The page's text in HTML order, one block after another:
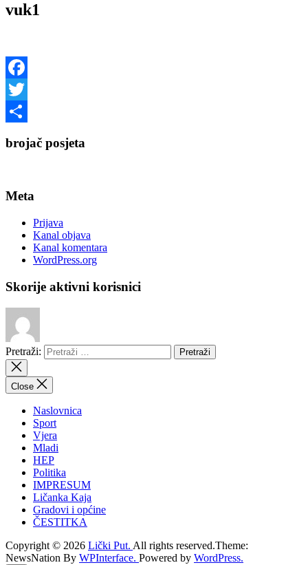
vuk1
Facebook
Twitter
brojač posjeta
Meta
Prijava
Kanal objava
Kanal komentara
WordPress.org
Skorije aktivni korisnici
Pretraži:
Close
Naslovnica
Sport
Vjera
Mladi
HEP
Politika
IMPRESUM
Ličanka Kaja
Gradovi i općine
ČESTITKA
Copyright © 2026 Lički Put. All rights reserved.Theme:
NewsNation By WPInterface. Powered by WordPress.